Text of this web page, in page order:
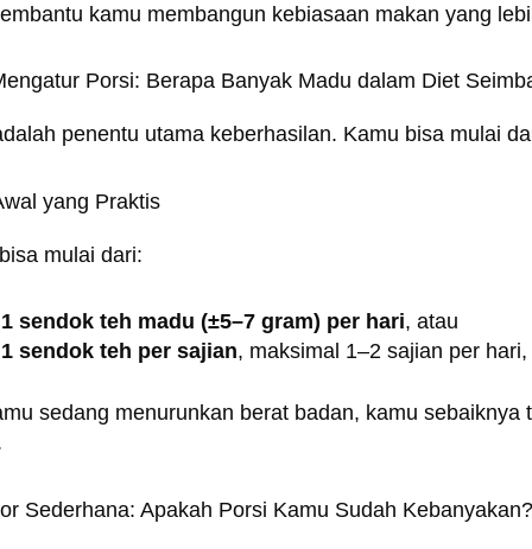
kamu membangun kebiasaan makan yang
Porsi: Berapa Banyak Madu dalam Diet
penentu utama keberhasilan. Kamu bisa mulai
yang Praktis
mulai dari:
1 sendok teh madu (±5–7 gram) per hari, atau
1 sendok teh per sajian, maksimal 1–2 sajian per
sedang menurunkan berat badan, kamu
Sederhana: Apakah Porsi Kamu Sudah